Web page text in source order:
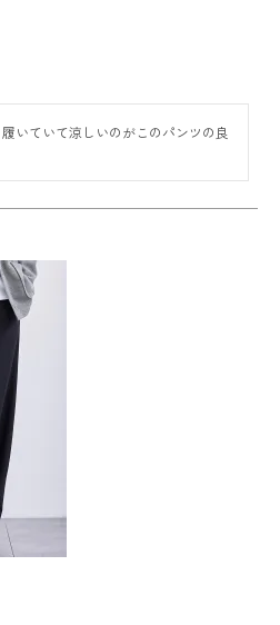
いていて涼しいのがこのパンツの良